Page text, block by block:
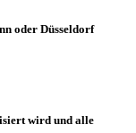
oder Düsseldorf
wird und alle